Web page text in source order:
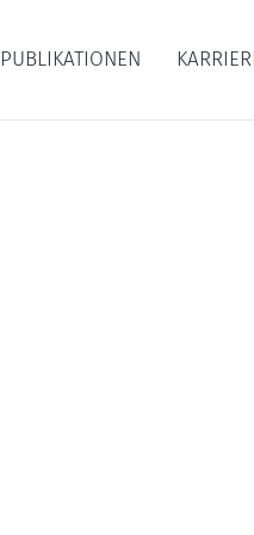
PUBLIKATIONEN